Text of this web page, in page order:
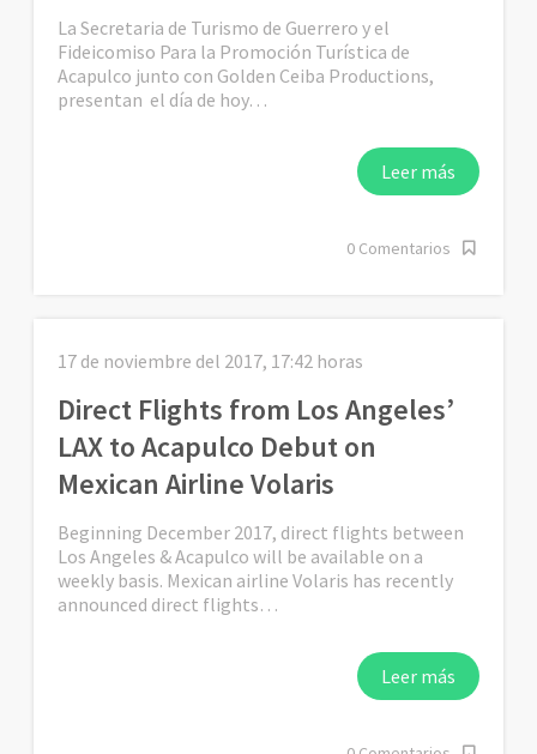
La Secretaria de Turismo de Guerrero y el
Fideicomiso Para la Promoción Turística de
Acapulco junto con Golden Ceiba Productions,
presentan el día de hoy…
Leer más
0 Comentarios
17 de noviembre del 2017, 17:42 horas
Direct Flights from Los Angeles’
LAX to Acapulco Debut on
Mexican Airline Volaris
Beginning December 2017, direct flights between
Los Angeles & Acapulco will be available on a
weekly basis. Mexican airline Volaris has recently
announced direct flights…
Leer más